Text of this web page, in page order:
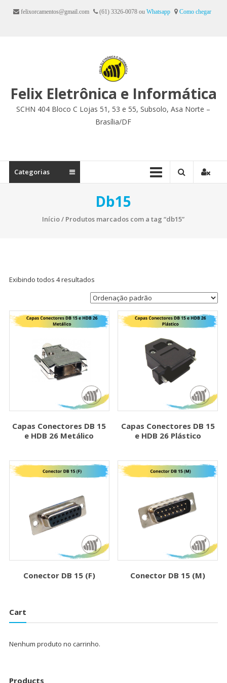
para
felixorcamentos@gmail.com (61) 3326-0078 ou Whatsapp Como chegar
Felix Eletrônica e Informática
SCHN 404 Bloco C Lojas 51, 53 e 55, Subsolo, Asa Norte –
Brasília/DF
Categorias
Db15
Início/ Produtos marcados com a tag “db15”
Exibindo todos 4 resultados
Capas Conectores DB 15
e HDB 26 Metálico
Capas Conectores DB 15
e HDB 26 Plástico
Conector DB 15 (F) Conector DB 15 (M)
Cart
Nenhum produto no carrinho.
Products